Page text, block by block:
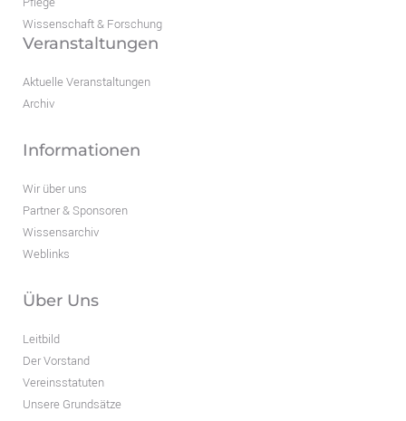
Wissenschaft & Forschung
Veranstaltungen
Aktuelle Veranstaltungen
Archiv
Informationen
Wir über uns
Partner & Sponsoren
Wissensarchiv
Weblinks
Über Uns
Leitbild
Der Vorstand
Vereinsstatuten
Unsere Grundsätze